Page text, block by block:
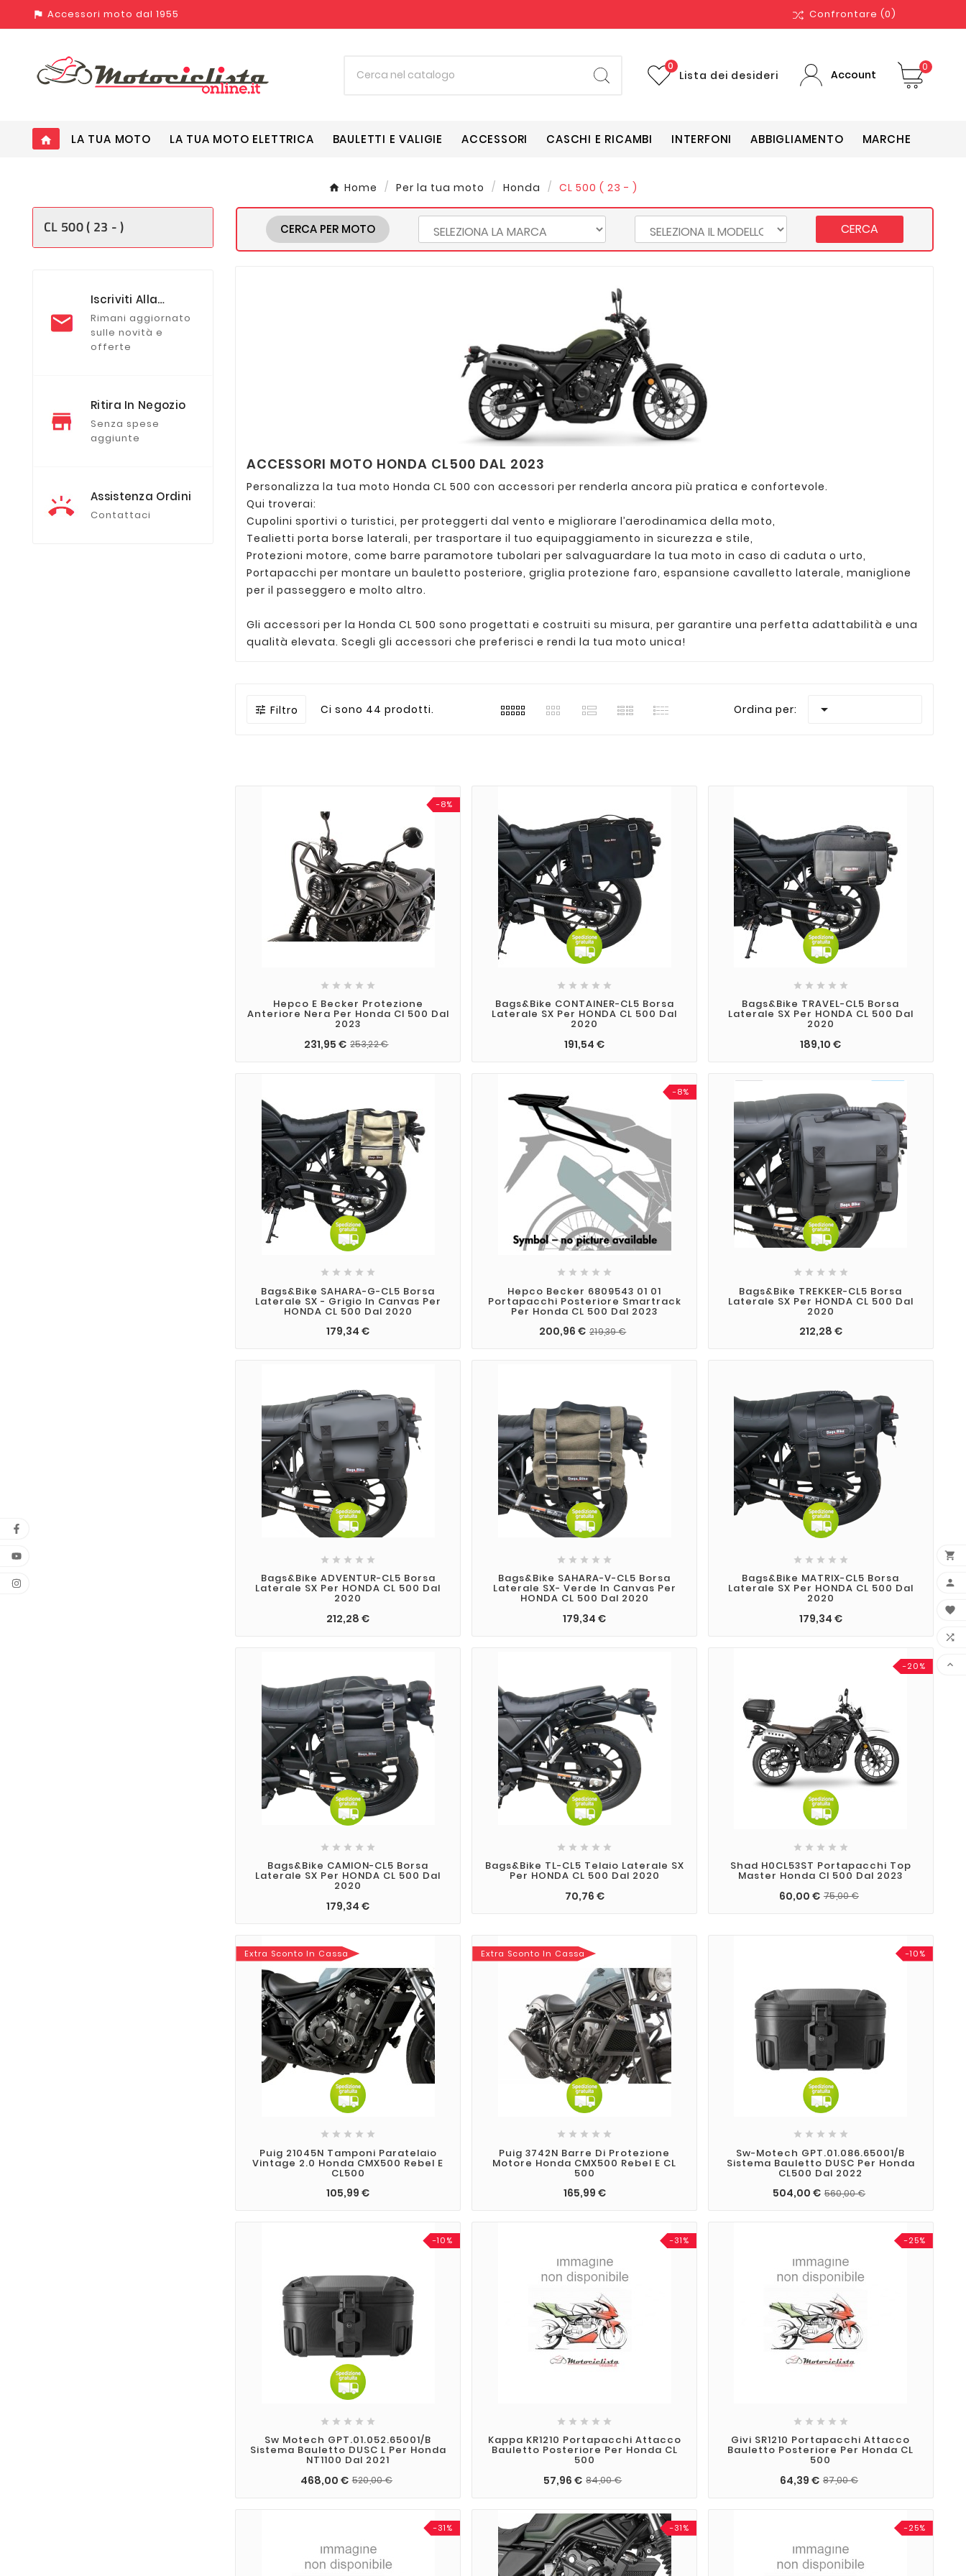
assistant_photo Accessori moto dal 1955 Confrontare (0)
Lista dei desideri
0
Account
0
home LA TUA MOTO LA TUA MOTO ELETTRICA BAULETTI E VALIGIE ACCESSORI CASCHI E RICAMBI INTERFONI ABBIGLIAMENTO MARCHE
Home Per la tua moto Honda CL 500 ( 23 - )
CL 500 ( 23 - )
Iscriviti Alla
Newsletter
Rimani aggiornato
sulle novità e
offerte
Ritira In Negozio
Senza spese
aggiunte
Assistenza Ordini
Contattaci
CERCA PER MOTO CERCA
ACCESSORI MOTO HONDA CL500 DAL 2023
Personalizza la tua moto Honda CL 500 con accessori per renderla ancora più pratica e confortevole.
Qui troverai:
Cupolini sportivi o turistici, per proteggerti dal vento e migliorare l’aerodinamica della moto,
Tealietti porta borse laterali, per trasportare il tuo equipaggiamento in sicurezza e stile,
Protezioni motore, come barre paramotore tubolari per salvaguardare la tua moto in caso di caduta o urto,
Portapacchi per montare un bauletto posteriore, griglia protezione faro, espansione cavalletto laterale, maniglione
per il passeggero e molto altro.
Gli accessori per la Honda CL 500 sono progettati e costruiti su misura, per garantire una perfetta adattabilità e una
qualità elevata. Scegli gli accessori che preferisci e rendi la tua moto unica!
 Filtro Ci sono 44 prodotti. Ordina per: 
-8%
    
Hepco E Becker Protezione
Anteriore Nera Per Honda Cl 500 Dal
2023
231,95 € 253,22 €
    
Bags&Bike CONTAINER-CL5 Borsa
Laterale SX Per HONDA CL 500 Dal
2020
191,54 €
    
Bags&Bike TRAVEL-CL5 Borsa
Laterale SX Per HONDA CL 500 Dal
2020
189,10 €
    
Bags&Bike SAHARA-G-CL5 Borsa
Laterale SX - Grigio In Canvas Per
HONDA CL 500 Dal 2020
179,34 €
-8%
    
Hepco Becker 6809543 01 01
Portapacchi Posteriore Smartrack
Per Honda CL 500 Dal 2023
200,96 € 219,39 €
    
Bags&Bike TREKKER-CL5 Borsa
Laterale SX Per HONDA CL 500 Dal
2020
212,28 €
    
Bags&Bike ADVENTUR-CL5 Borsa
Laterale SX Per HONDA CL 500 Dal
2020
212,28 €
    
Bags&Bike SAHARA-V-CL5 Borsa
Laterale SX- Verde In Canvas Per
HONDA CL 500 Dal 2020
179,34 €
    
Bags&Bike MATRIX-CL5 Borsa
Laterale SX Per HONDA CL 500 Dal
2020
179,34 €
    
Bags&Bike CAMION-CL5 Borsa
Laterale SX Per HONDA CL 500 Dal
2020
179,34 €
    
Bags&Bike TL-CL5 Telaio Laterale SX
Per HONDA CL 500 Dal 2020
70,76 €
-20%
    
Shad H0CL53ST Portapacchi Top
Master Honda Cl 500 Dal 2023
60,00 € 75,00 €
Extra Sconto In Cassa
    
Puig 21045N Tamponi Paratelaio
Vintage 2.0 Honda CMX500 Rebel E
CL500
105,99 €
Extra Sconto In Cassa
    
Puig 3742N Barre Di Protezione
Motore Honda CMX500 Rebel E CL
500
165,99 €
-10%
    
Sw-Motech GPT.01.086.65001/B
Sistema Bauletto DUSC Per Honda
CL500 Dal 2022
504,00 € 560,00 €
-10%
    
Sw Motech GPT.01.052.65001/B
Sistema Bauletto DUSC L Per Honda
NT1100 Dal 2021
468,00 € 520,00 €
-31%
    
Kappa KR1210 Portapacchi Attacco
Bauletto Posteriore Per Honda CL
500
57,96 € 84,00 €
-25%
    
Givi SR1210 Portapacchi Attacco
Bauletto Posteriore Per Honda CL
500
64,39 € 87,00 €
-31% -31% -25%




